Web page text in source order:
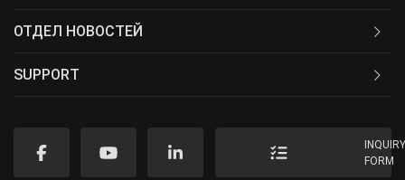
ОТДЕЛ НОВОСТЕЙ
SUPPORT
FORM